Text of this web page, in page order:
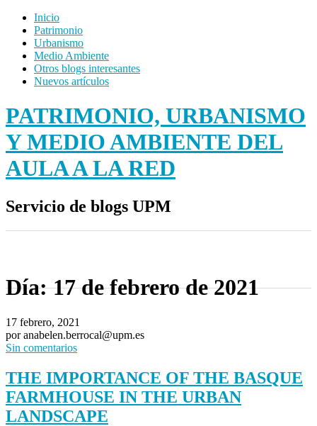
Inicio
Patrimonio
Urbanismo
Medio Ambiente
Otros blogs interesantes
Nuevos artículos
PATRIMONIO, URBANISMO
Y MEDIO AMBIENTE DEL
AULA A LA RED
Servicio de blogs UPM
Día:17 de febrero de 2021
17 febrero, 2021
por anabelen.berrocal@upm.es
Sin comentarios
THE IMPORTANCE OF THE BASQUE
FARMHOUSE IN THE URBAN
LANDSCAPE